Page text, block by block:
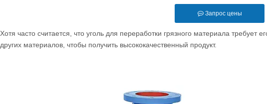
Запрос цены
Хотя часто считается, что уголь для переработки грязного материала требует
других материалов, чтобы получить высококачественный продукт.